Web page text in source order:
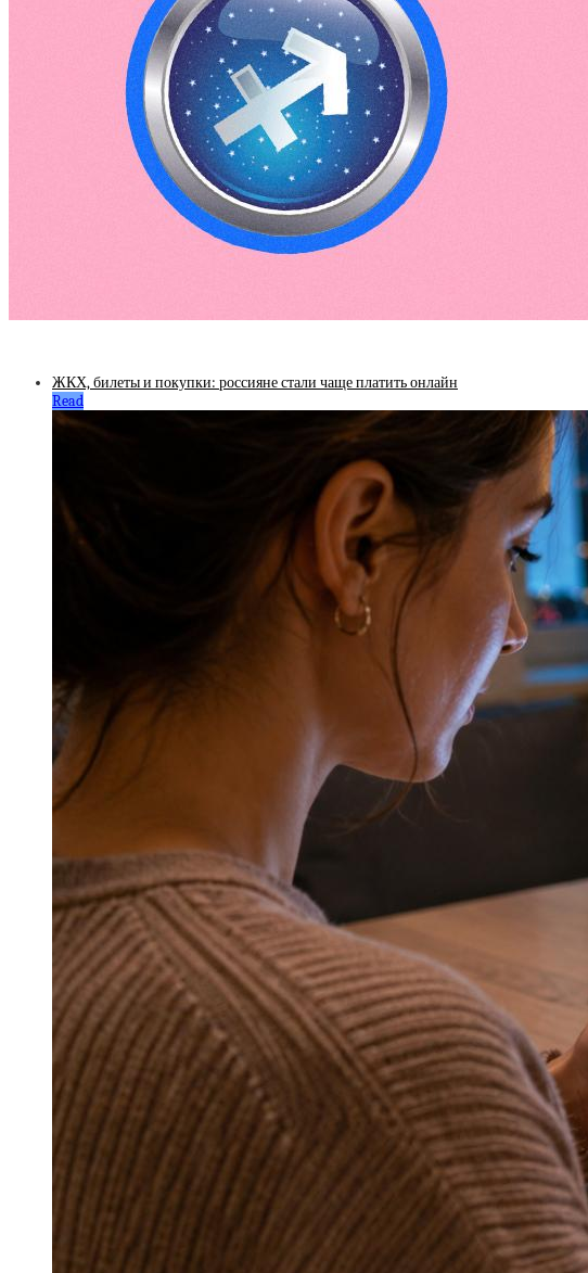
ЖКХ, билеты и покупки: россияне стали чаще платить онлайн
Read